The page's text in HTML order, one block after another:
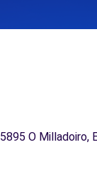
O Milladoiro,